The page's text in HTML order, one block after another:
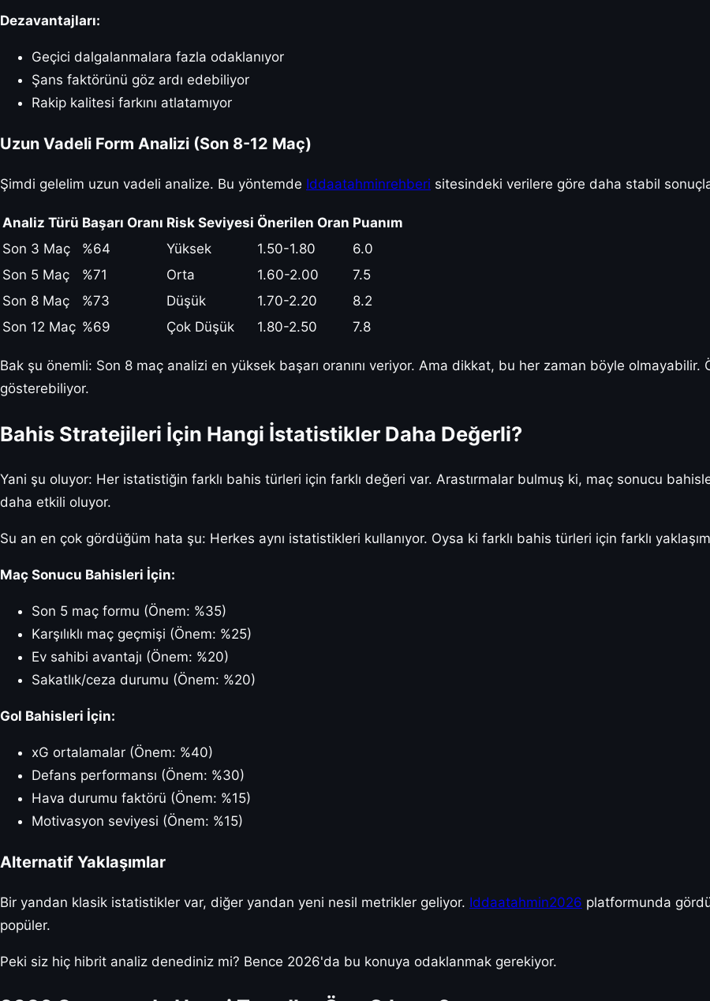
Dezavantajları:
Geçici dalgalanmalara fazla odaklanıyor
Şans faktörünü göz ardı edebiliyor
Rakip kalitesi farkını atlatamıyor
Uzun Vadeli Form Analizi (Son 8-12 Maç)
Şimdi gelelim uzun vadeli analize. Bu yöntemde Iddaatahminrehberi sitesindeki verilere göre daha stabil
Analiz Türü Başarı Oranı Risk Seviyesi Önerilen Oran Puanım
Son 3 Maç
%64 Yüksek 1.50-1.80
6.0
Son 5 Maç
%71 Orta 1.60-2.00
7.5
Son 8 Maç
%73 Düşük 1.70-2.20
8.2
Son 12 Maç %69 Çok Düşük 1.80-2.50 7.8
Bak şu önemli: Son 8 maç analizi en yüksek başarı oranını veriyor. Ama dikkat, bu her zaman böyle
gösterebiliyor.
Bahis Stratejileri İçin Hangi İstatistikler Daha Değerli?
Yani şu oluyor: Her istatistiğin farklı bahis türleri için farklı değeri var. Arastırmalar bulmuş ki, maç sonucu
daha etkili oluyor.
Su an en çok gördüğüm hata şu: Herkes aynı istatistikleri kullanıyor. Oysa ki farklı bahis türleri için farklı
Maç Sonucu Bahisleri İçin:
Son 5 maç formu (Önem: %35)
Karşılıklı maç geçmişi (Önem: %25)
Ev sahibi avantajı (Önem: %20)
Sakatlık/ceza durumu (Önem: %20)
Gol Bahisleri İçin:
xG ortalamalar (Önem: %40)
Defans performansı (Önem: %30)
Hava durumu faktörü (Önem: %15)
Motivasyon seviyesi (Önem: %15)
Alternatif Yaklaşımlar
Bir yandan klasik istatistikler var, diğer yandan yeni nesil metrikler geliyor. Iddaatahmin2026 platformunda
popüler.
Peki siz hiç hibrit analiz denediniz mi? Bence 2026'da bu konuya odaklanmak gerekiyor.